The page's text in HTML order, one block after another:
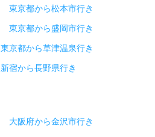
東京都から松本市行き
東京都から盛岡市行き
東京都から草津温泉行き
新宿から長野県行き
大阪府から金沢市行き